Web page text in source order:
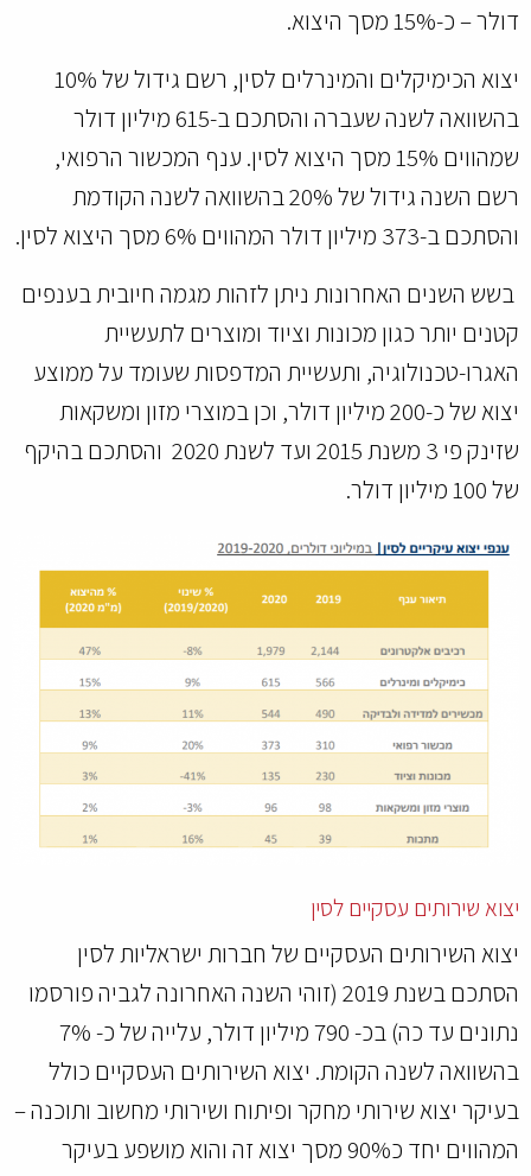
דולר – כ-15% מסך היצוא.
יצוא הכימיקלים והמינרלים לסין, רשם גידול של 10%
בהשוואה לשנה שעברה והסתכם ב-615 מיליון דולר
שמהווים 15% מסך היצוא לסין. ענף המכשור הרפואי,
רשם השנה גידול של 20% בהשוואה לשנה הקודמת
והסתכם ב-373 מיליון דולר המהווים 6% מסך היצוא לסין.
בשש השנים האחרונות ניתן לזהות מגמה חיובית בענפים
קטנים יותר כגון מכונות וציוד ומוצרים לתעשיית
האגרו-טכנולוגיה, ותעשיית המדפסות שעומד על ממוצע
יצוא של כ-200 מיליון דולר, וכן במוצרי מזון ומשקאות
שזינק פי 3 משנת 2015 ועד לשנת 2020 והסתכם בהיקף
של 100 מיליון דולר.
יצוא שירותים עסקיים לסין
יצוא השירותים העסקיים של חברות ישראליות לסין
הסתכם בשנת 2019 (זוהי השנה האחרונה לגביה פורסמו
נתונים עד כה) בכ- 790 מיליון דולר, עלייה של כ- 7%
בהשוואה לשנה הקומת. יצוא השירותים העסקיים כולל
בעיקר יצוא שירותי מחקר ופיתוח ושירותי מחשוב ותוכנה –
המהווים יחד כ90% מסך יצוא זה והוא מושפע בעיקר